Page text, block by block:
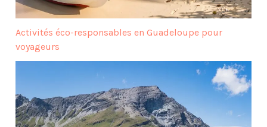
Activités éco-responsables en Guadeloupe pour
voyageurs